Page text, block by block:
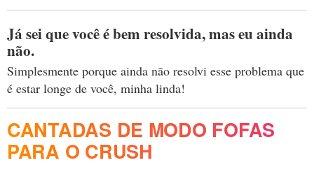
Já sei que você é bem resolvida, mas eu ainda
não.
Simplesmente porque ainda não resolvi esse problema que
é estar longe de você, minha linda!
CANTADAS DE MODO FOFAS
PARA O CRUSH